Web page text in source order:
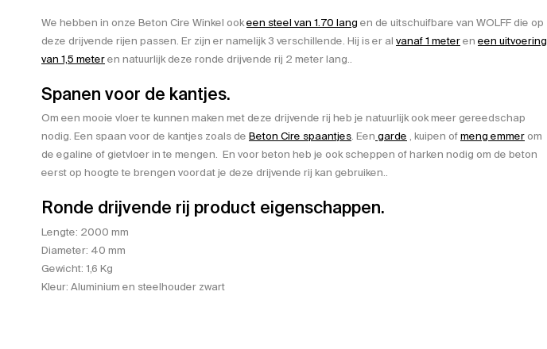
We hebben in onze Beton Cire Winkel ookeen steel van 1.70 lang en de uitschuifbare van WOLFF die op
deze drijvende rijen passen. Er zijn er namelijk 3 verschillende. Hij is er al vanaf 1 meteren een uitvoering
van 1,5 meteren natuurlijk deze ronde drijvende rij 2 meter lang..
Spanen voor de kantjes.
Om een mooie vloer te kunnen maken met deze drijvende rij heb je natuurlijk ook meer gereedschap
nodig. Een spaan voor de kantjes zoals de Beton Cire spaantjes. Een garde , kuipen ofmeng emmerom
de egaline of gietvloer in te mengen. En voor beton heb je ook scheppen of harken nodig om de beton
eerst op hoogte te brengen voordat je deze drijvende rij kan gebruiken..
Ronde drijvende rij product eigenschappen.
Lengte: 2000 mm
Diameter: 40 mm
Gewicht: 1,6 Kg
Kleur: Aluminium en steelhouder zwart